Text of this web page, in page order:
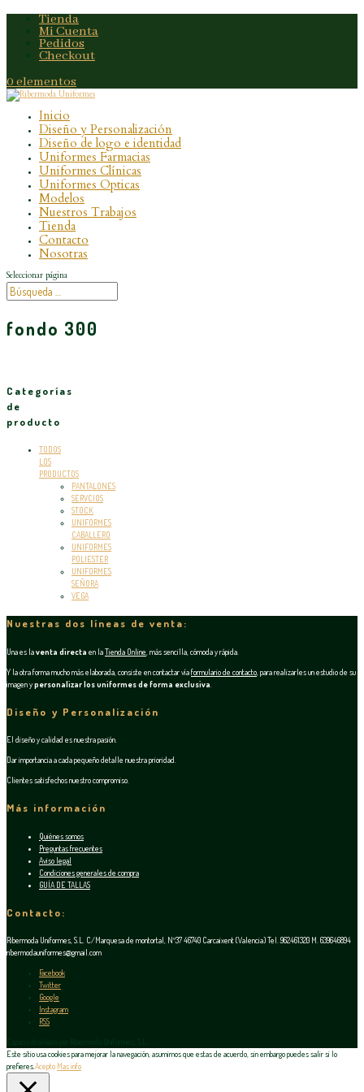
Tienda
Mi Cuenta
Pedidos
Checkout
0 elementos
Inicio
Diseño y Personalización
Diseño de logo e identidad
Uniformes Farmacias
Uniformes Clínicas
Uniformes Opticas
Modelos
Nuestros Trabajos
Tienda
Contacto
Nosotras
Seleccionar página
fondo 300
Categorías
de
producto
TODOS
LOS
PRODUCTOS
PANTALONES
SERVCIOS
STOCK
UNIFORMES
CABALLERO
UNIFORMES
POLIESTER
UNIFORMES
SEÑORA
VEGA
Nuestras dos líneas de venta:
Una es laventa directa en laTienda Online , más sencilla, cómoda y rápida.
Y la otra forma mucho más elaborada, consiste en contactar víaformulario de contacto , para realizarles un estudio de su
imagen ypersonalizar los uniformes de forma exclusiva
Diseño y Personalización
El diseño y calidad es nuestra pasión.
Dar importancia a cada pequeño detalle nuestra prioridad.
Clientes satisfechos nuestro compromiso.
Más información
Quiénes somos
Preguntas frecuentes
Aviso legal
Condiciones generales de compra
GUÍA DE TALLAS
Contacto:
Ribermoda Uniformes, S.L. C/Marquesa de montortal, Nº37 46740 Carcaixent (Valencia) Tel. 962461320 M. 639646894
ribermodauniformes@gmail.com
Facebook
Twitter
Google
Instagram
RSS
Este sitio usa cookies para mejorar la navegación, asumimos que estas de acuerdo, sin embargo puedes salir si lo
prefieres.Acepto Mas info